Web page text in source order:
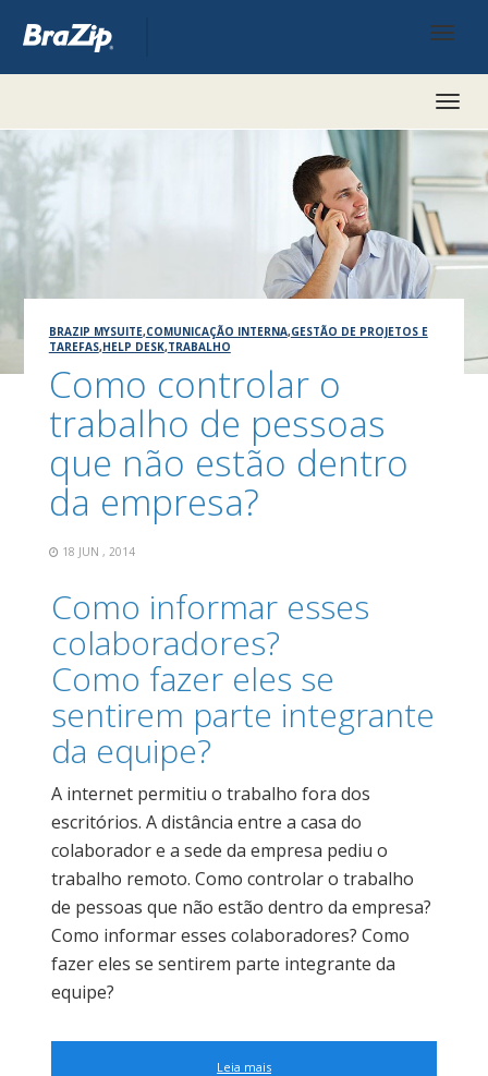
BRAZIP MYSUITE,COMUNICAÇÃO INTERNA,GESTÃO DE PROJETOS E
TAREFAS,HELP DESK,TRABALHO
Como controlar o
trabalho de pessoas
que não estão dentro
da empresa?
18 JUN , 2014
Como informar esses
colaboradores?
Como fazer eles se
sentirem parte integrante
da equipe?
A internet permitiu o trabalho fora dos
escritórios. A distância entre a casa do
colaborador e a sede da empresa pediu o
trabalho remoto. Como controlar o trabalho
de pessoas que não estão dentro da empresa?
Como informar esses colaboradores? Como
fazer eles se sentirem parte integrante da
equipe?
Leia mais